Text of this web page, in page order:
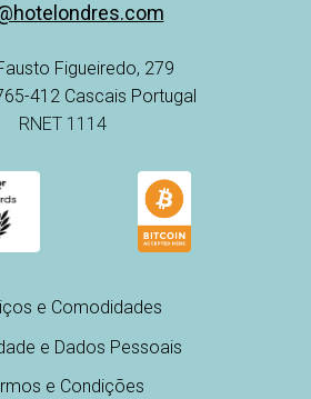
Figueiredo, 279
412 Cascais Portugal
RNET 1114
e Comodidades
e Dados Pessoais
e Condições